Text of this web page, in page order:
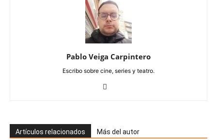
Pablo Veiga Carpintero
Escribo sobre cine, series y teatro.
Artículos relacionados Más del autor